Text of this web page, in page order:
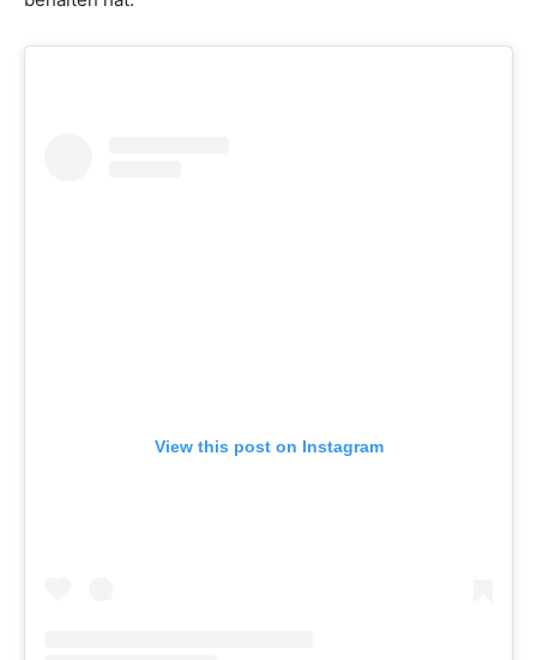
View this post on Instagram